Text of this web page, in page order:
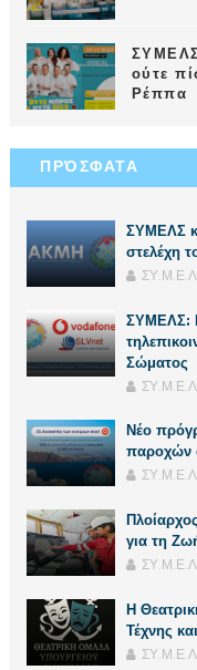
ούτε
Ρέππα
ΠΡΌΣΦΑΤΑ
ΣΥΜΕΛΣ
στελέχη
ΣΥΜΕΛΣ:
Σώματος
Νέο
παροχών
για τη
Η
Τέχνης